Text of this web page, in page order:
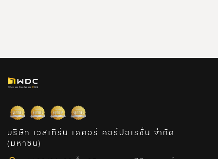
บริษัท เวสเทิร์น เดคอร์ คอร์ปอเรชั่น จำกัด
(มหาชน)